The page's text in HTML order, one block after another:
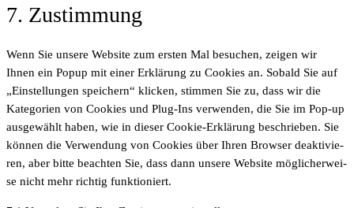
maps
sent
ser­
vice
verschiedenes
7. Zustim­mung
Wenn Sie unse­re Web­site zum ers­ten Mal besu­chen, zei­gen wir
Ihnen ein Popup mit einer Erklä­rung zu Coo­kies an. Sobald Sie auf
„Ein­stel­lun­gen spei­chern“ kli­cken, stim­men Sie zu, dass wir die
Kate­go­rien von Coo­kies und Plug-Ins ver­wen­den, die Sie im Pop-up
aus­ge­wählt haben, wie in die­ser Coo­kie-Erklä­rung beschrie­ben. Sie
kön­nen die Ver­wen­dung von Coo­kies über Ihren Brow­ser deak­ti­vie­
ren, aber bit­te beach­ten Sie, dass dann unse­re Web­site mög­li­cher­wei­
se nicht mehr rich­tig funktioniert.